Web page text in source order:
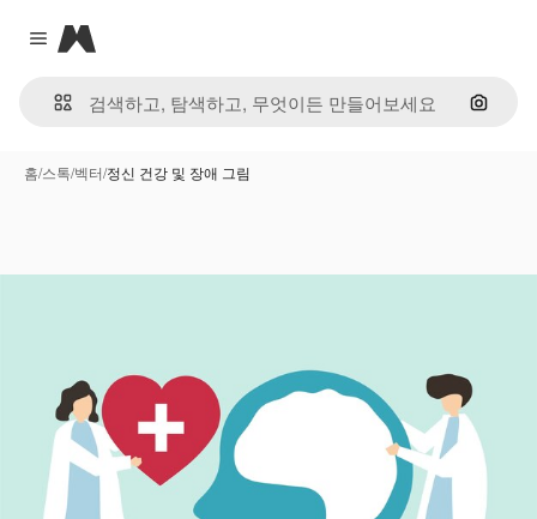
Close menu
Magnific
이미지
홈/스톡/벡터/정신 건강 및 장애 그림